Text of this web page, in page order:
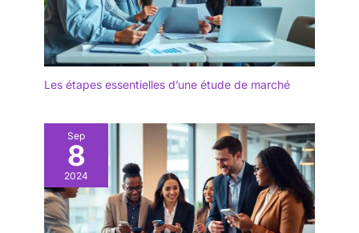
Les étapes essentielles d’une étude de marché
Sep
8
2024